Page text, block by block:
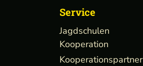
Service
Jagdschulen
Kooperation
Kooperationspartner